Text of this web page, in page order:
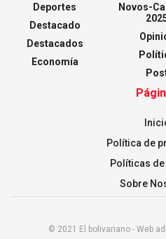
Deportes
Destacado
Destacados
Economía
Novos-
Política de
Políticas
Sobre
© 2021 El bolivariano - Web